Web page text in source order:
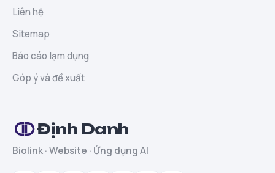
Liên hệ
Sitemap
Báo cáo lạm dụng
Góp ý và đề xuất
Định Danh
Biolink · Website · Ứng dụng AI